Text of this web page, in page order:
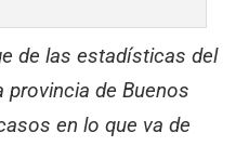
de las estadísticas del
provincia de Buenos
en lo que va de